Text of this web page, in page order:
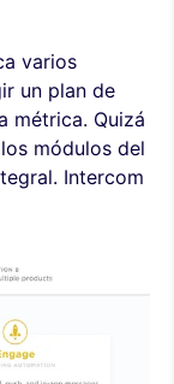
varios
un plan de
métrica. Quizá
módulos del
Intercom